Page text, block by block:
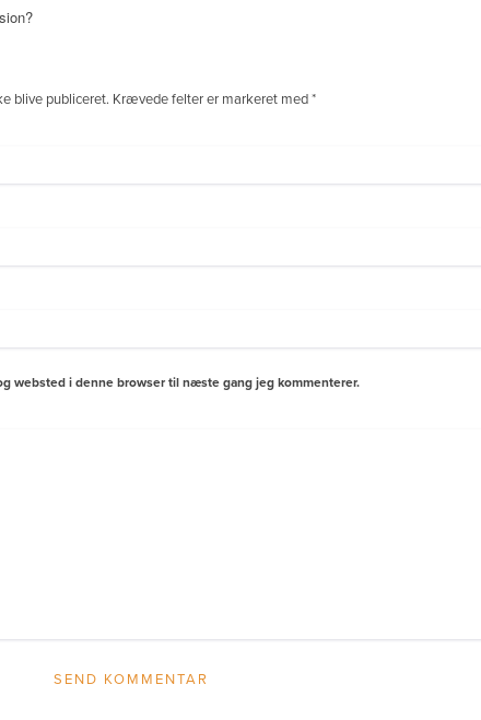
blive publiceret. Krævede felter er markeret med*
websted i denne browser til næste gang jeg kommenterer.